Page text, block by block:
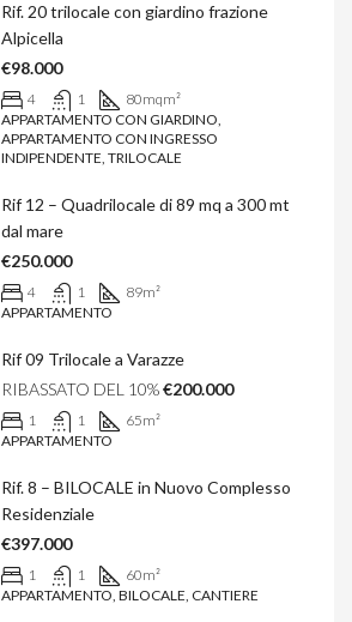
Rif. 20 trilocale con giardino frazione
Alpicella
€98.000
4 1 80mqm²
APPARTAMENTO CON GIARDINO,
APPARTAMENTO CON INGRESSO
INDIPENDENTE, TRILOCALE
Rif 12 – Quadrilocale di 89 mq a 300 mt
dal mare
€250.000
4 1 89m²
APPARTAMENTO
Rif 09 Trilocale a Varazze
RIBASSATO DEL 10%€200.000
1 1 65m²
APPARTAMENTO
Rif. 8 – BILOCALE in Nuovo Complesso
Residenziale
€397.000
1 1 60m²
APPARTAMENTO, BILOCALE, CANTIERE